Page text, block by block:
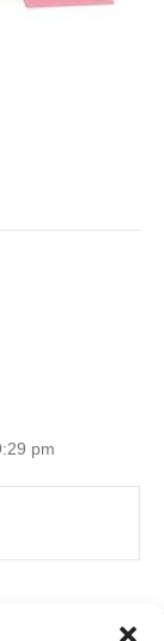
pm